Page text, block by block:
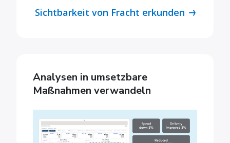
Sichtbarkeit von Fracht erkunden
Analysen in umsetzbare
Maßnahmen verwandeln